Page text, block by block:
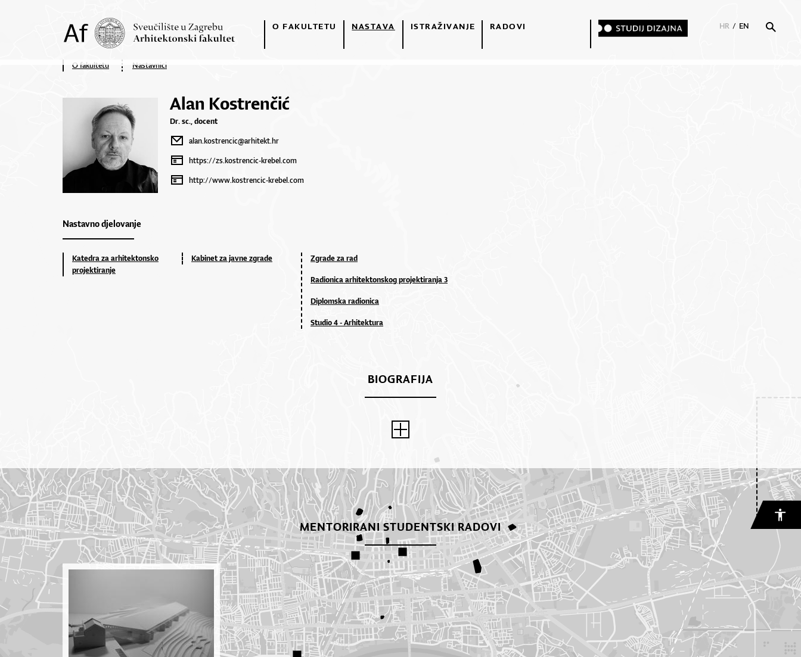
O FAKULTETU NASTAVA ISTRAŽIVANJE RADOVI HR / EN
O fakultetu Nastavnici
Alan Kostrenčić
Dr. sc., docent
alan.kostrencic@arhitekt.hr
https://zs.kostrencic-krebel.com
http://www.kostrencic-krebel.com
Nastavno djelovanje
Katedra za arhitektonsko
projektiranje
Kabinet za javne zgrade Zgrade za rad
Radionica arhitektonskog projektiranja 3
Diplomska radionica
Studio 4 - Arhitektura
BIOGRAFIJA
MENTORIRANI STUDENTSKI RADOVI